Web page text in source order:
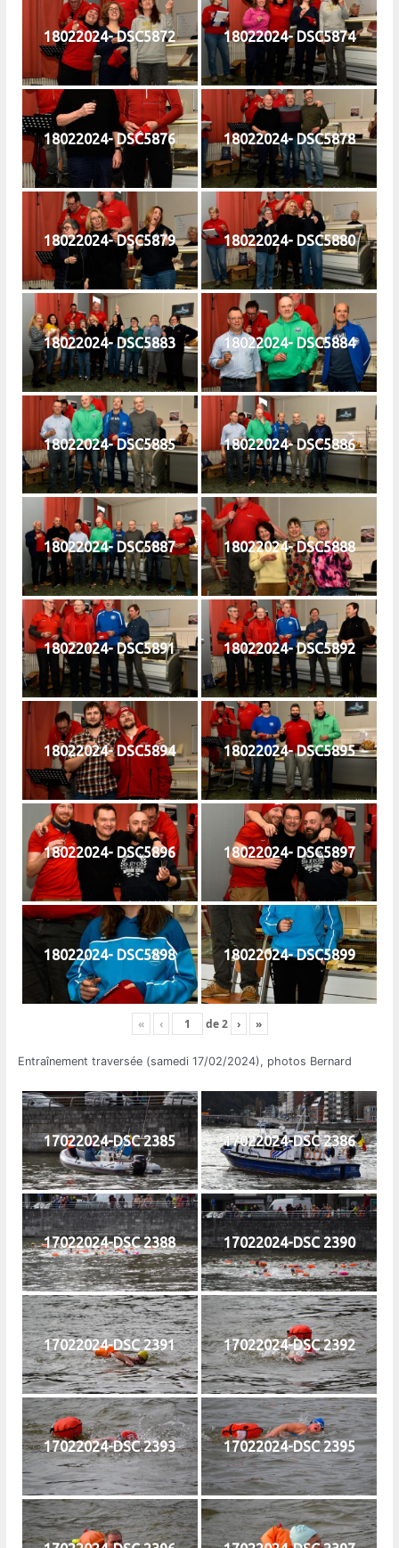
18022024- DSC5872 18022024- DSC5874
18022024- DSC5876 18022024- DSC5878
18022024- DSC5879 18022024- DSC5880
18022024- DSC5883 18022024- DSC5884
18022024- DSC5885 18022024- DSC5886
18022024- DSC5887 18022024- DSC5888
18022024- DSC5891 18022024- DSC5892
18022024- DSC5894 18022024- DSC5895
18022024- DSC5896 18022024- DSC5897
18022024- DSC5898 18022024- DSC5899
« ‹ de2 › »
Entraînement traversée (samedi 17/02/2024), photos Bernard
17022024-DSC 2385 17022024-DSC 2386
17022024-DSC 2388 17022024-DSC 2390
17022024-DSC 2391 17022024-DSC 2392
17022024-DSC 2393 17022024-DSC 2395